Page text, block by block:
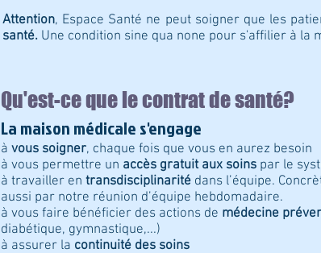
Attention, Espace Santé ne peut soigner que les
santé. Une condition sine qua none pour s'affilier à la
Qu'est-ce que le contrat de santé?
La maison médicale s'engage
à vous soigner, chaque fois que vous en aurez besoin
à vous permettre un accès gratuit aux soins par le
à travailler en transdisciplinarité dans l’équipe.
aussi par notre réunion d’équipe hebdomadaire.
à vous faire bénéficier des actions de médecine
diabétique, gymnastique,...)
à assurer la continuité des soins